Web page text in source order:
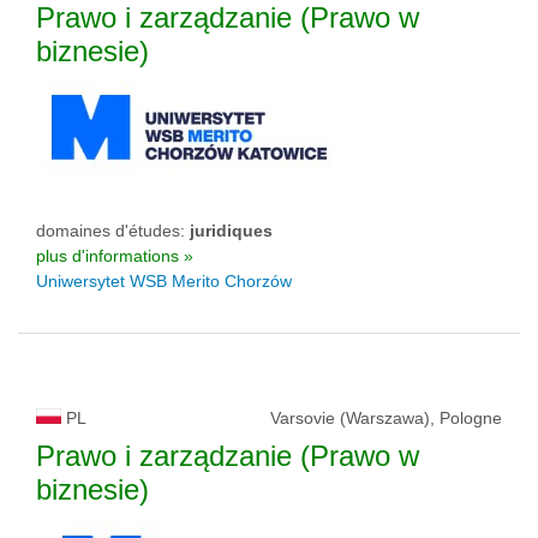
Prawo i zarządzanie (Prawo w
biznesie)
domaines d'études: juridiques
plus d'informations »
Uniwersytet WSB Merito Chorzów
PL Varsovie (Warszawa), Pologne
Prawo i zarządzanie (Prawo w
biznesie)